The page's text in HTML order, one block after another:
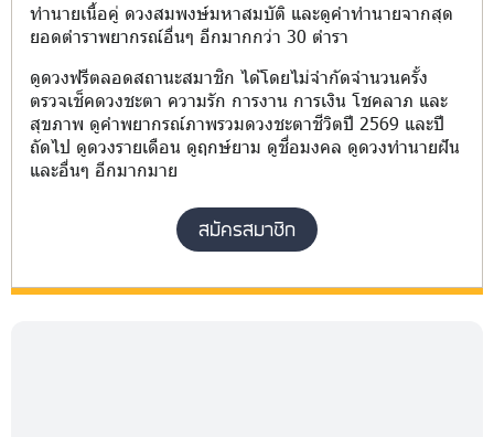
ทำนายเนื้อคู่ ดวงสมพงษ์มหาสมบัติ และดูคำทำนายจากสุด
ยอดตำราพยากรณ์อื่นๆ อีกมากกว่า 30 ตำรา
ดูดวงฟรีตลอดสถานะสมาชิก ได้โดยไม่จำกัดจำนวนครั้ง
ตรวจเช็คดวงชะตา ความรัก การงาน การเงิน โชคลาภ และ
สุขภาพ ดูคำพยากรณ์ภาพรวมดวงชะตาชีวิตปี 2569 และปี
ถัดไป ดูดวงรายเดือน ดูฤกษ์ยาม ดูชื่อมงคล ดูดวงทำนายฝัน
และอื่นๆ อีกมากมาย
สมัครสมาชิก